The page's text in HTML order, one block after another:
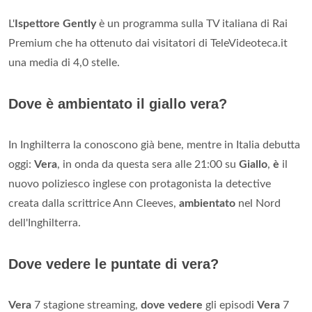
L' Ispettore Gentlyè un programma sulla TV italiana di Rai
Premium che ha ottenuto dai visitatori di TeleVideoteca.it
una media di 4,0 stelle.
Dove è ambientato il giallo vera?
In Inghilterra la conoscono già bene, mentre in Italia debutta
oggi: Vera, in onda da questa sera alle 21:00 su Giallo, è il
nuovo poliziesco inglese con protagonista la detective
creata dalla scrittrice Ann Cleeves, ambientato nel Nord
dell'Inghilterra.
Dove vedere le puntate di vera?
Vera 7 stagione streaming, dove vedere gli episodi Vera 7